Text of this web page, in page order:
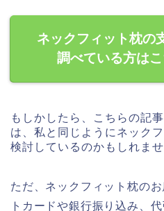
ネックフィット枕の
調べている方は
もしかしたら、こちらの記
は、私と同じようにネック
検討しているのかもしれませ
ただ、ネックフィット枕の
トカードや銀行振り込み、